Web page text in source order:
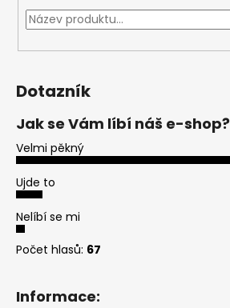
Dotazník
Jak se Vám líbí náš e-shop?
Velmi pěkný
Ujde to
Nelíbí se mi
Počet hlasů: 67
Informace: